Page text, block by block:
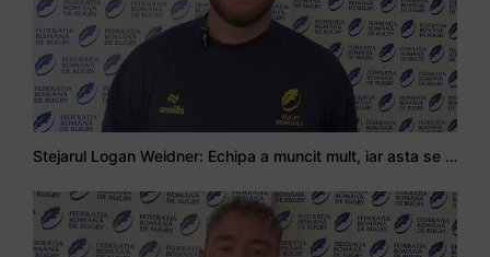
Stejarul Logan Weidner: Echipa a muncit mult, iar asta se va vedea în meciurile de la Nations Cup